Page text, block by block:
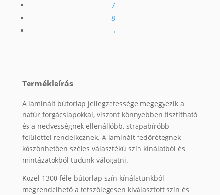
7
8
→
Termékleírás
A laminált bútorlap jellegzetessége megegyezik a
natúr forgácslapokkal, viszont könnyebben tisztítható
és a nedvességnek ellenállóbb, strapabíróbb
felülettel rendelkeznek. A laminált fedőrétegnek
köszönhetően széles választékú szín kínálatból és
mintázatokból tudunk válogatni.
Közel 1300 féle bútorlap szín kínálatunkból
megrendelhető a tetszőlegesen kiválasztott szín és